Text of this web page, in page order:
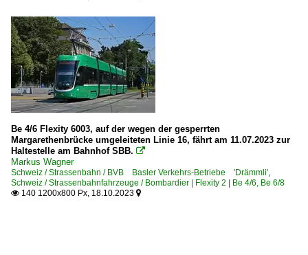
Be 4/6 Flexity 6003, auf der wegen der gesperrten
Margarethenbrücke umgeleiteten Linie 16, fährt am 11.07.2023 zur
Haltestelle am Bahnhof SBB. 
Markus Wagner
Schweiz / Strassenbahn / BVB Basler Verkehrs-Betriebe 'Drämmli',
Schweiz / Strassenbahnfahrzeuge / Bombardier | Flexity 2 | Be 4/6, Be 6/8
 140 1200x800 Px, 18.10.2023 